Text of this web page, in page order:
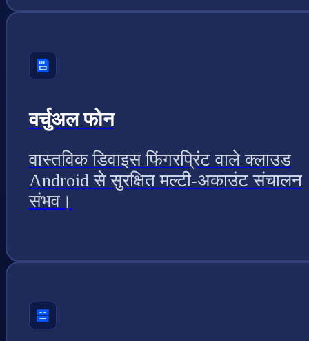
वर्चुअल फोन
वास्तविक डिवाइस फिंगरप्रिंट वाले क्लाउड
Android से सुरक्षित मल्टी-अकाउंट संचालन
संभव।